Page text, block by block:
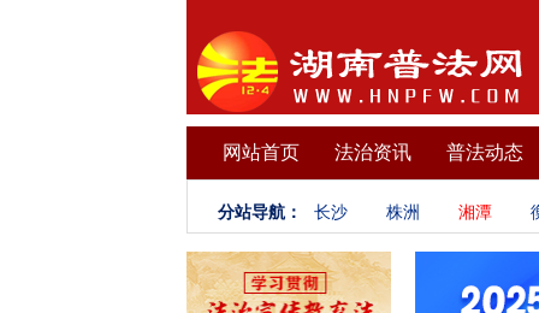
网站首页 法治资讯 普法动态
分站导航： 长沙 株洲 湘潭